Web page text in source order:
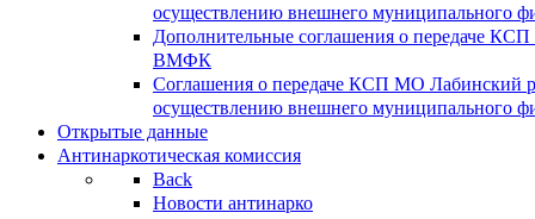
осуществлению внешнего муниципального
Дополнительные соглашения о передаче
ВМФК
Соглашения о передаче КСП МО Лабинский
осуществлению внешнего муниципального
Открытые данные
Антинаркотическая комиссия
Back
Новости антинарко